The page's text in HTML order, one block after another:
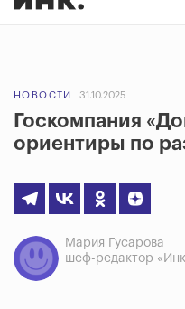
НОВОСТИ 31.10.2025
Госкомпания
ориентиры по
Мария Гусарова
шеф-редактор